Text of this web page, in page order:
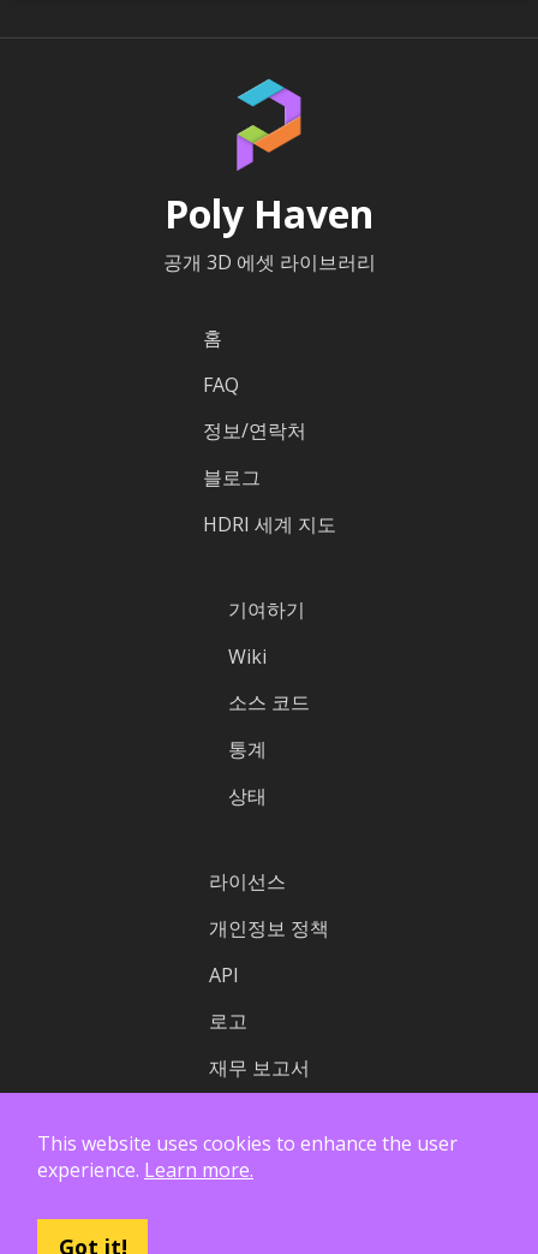
Poly Haven
공개 3D 에셋 라이브러리
홈
FAQ
정보/연락처
블로그
HDRI 세계 지도
기여하기
Wiki
소스 코드
통계
상태
라이선스
개인정보 정책
API
로고
재무 보고서
This website uses cookies to enhance the user
experience. Learn more.
Got it!